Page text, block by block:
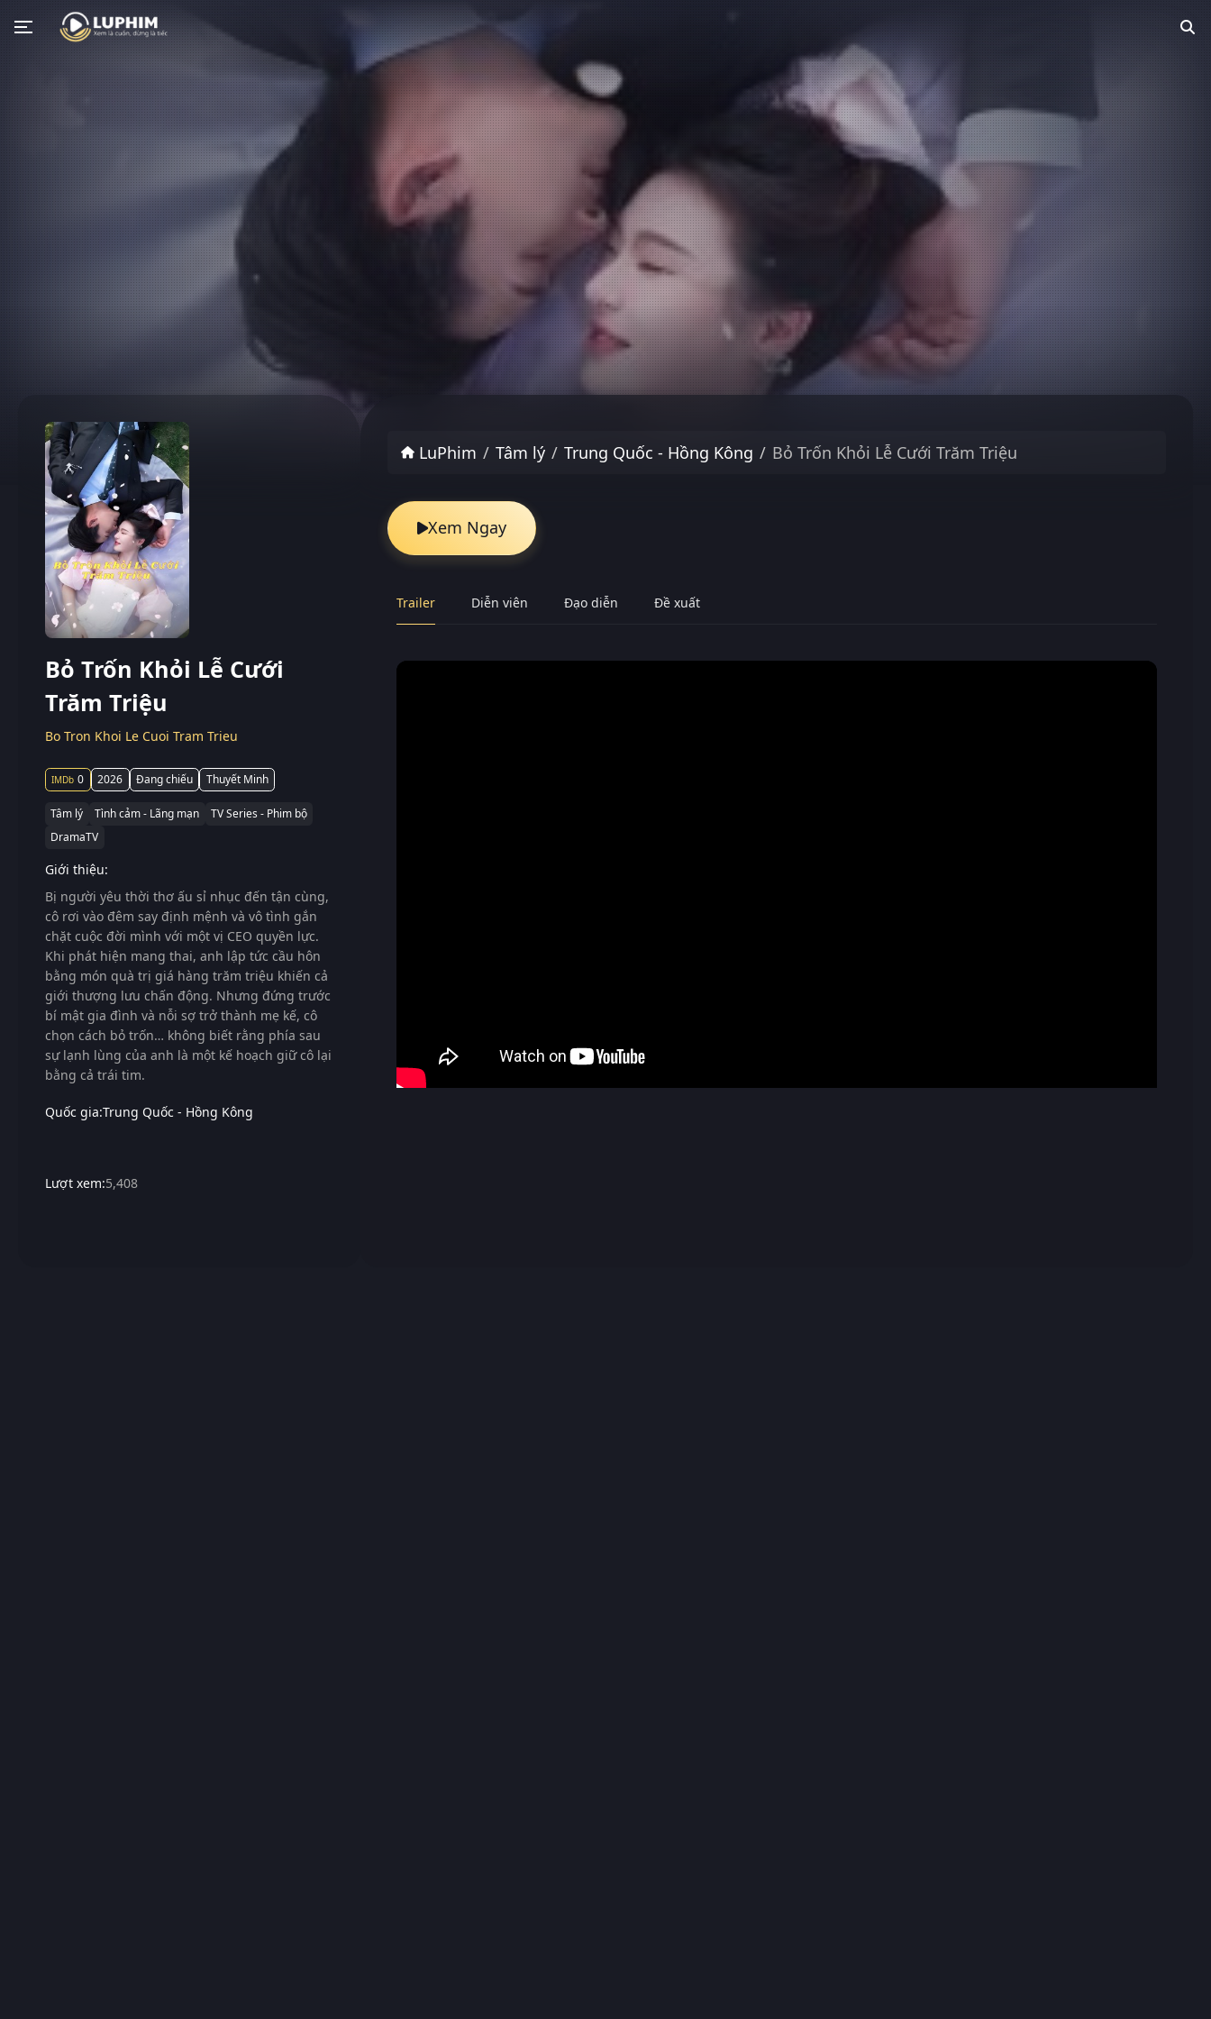
Bỏ Trốn Khỏi Lễ Cưới
Trăm Triệu
Bo Tron Khoi Le Cuoi Tram Trieu
0 2026 Đang chiếu Thuyết Minh
Tâm lý Tình cảm - Lãng mạn
TV Series - Phim bộ
DramaTV
Giới thiệu:
Bị người yêu thời thơ ấu sỉ nhục đến tận cùng,
cô rơi vào đêm say định mệnh và vô tình gắn
chặt cuộc đời mình với một vị CEO quyền lực.
Khi phát hiện mang thai, anh lập tức cầu hôn
bằng món quà trị giá hàng trăm triệu khiến cả
giới thượng lưu chấn động. Nhưng đứng trước
bí mật gia đình và nỗi sợ trở thành mẹ kế, cô
chọn cách bỏ trốn… không biết rằng phía sau
sự lạnh lùng của anh là một kế hoạch giữ cô lại
bằng cả trái tim.
Quốc gia:Trung Quốc - Hồng Kông
Lượt xem:5,408
LuPhim Tâm lý Trung Quốc - Hồng Kông Bỏ Trốn Khỏi Lễ Cưới Trăm Triệu
Xem Ngay
Trailer Diễn viên Đạo diễn Đề xuất